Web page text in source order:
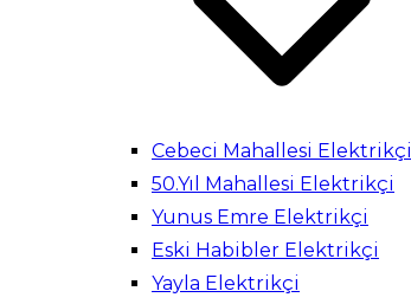
Cebeci Mahallesi Elektrikçi
50.Yıl Mahallesi Elektrikçi
Yunus Emre Elektrikçi
Eski Habibler Elektrikçi
Yayla Elektrikçi